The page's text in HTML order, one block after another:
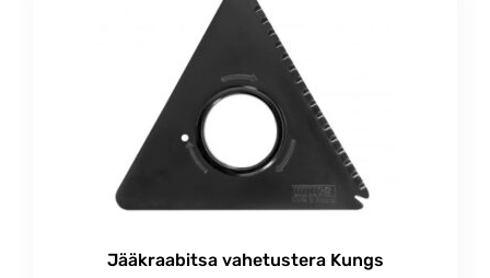
Jääkraabitsa vahetustera Kungs